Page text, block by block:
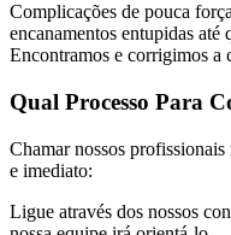
Complicações de pouca
encanamentos entupidas até
Encontramos e corrigimos a
Qual Processo Para
Chamar nossos
e imediato:
Ligue através dos nossos